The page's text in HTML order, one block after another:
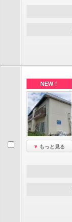
NEW！
もっと見る